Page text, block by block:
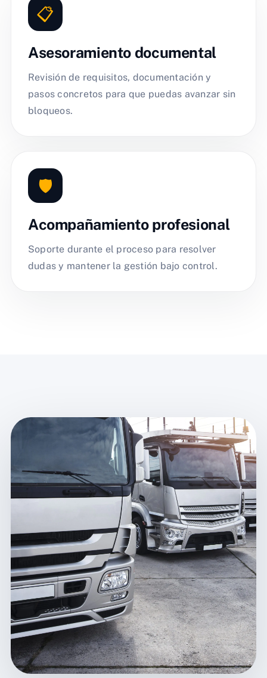
📋
Asesoramiento documental
Revisión de requisitos, documentación y
pasos concretos para que puedas avanzar sin
bloqueos.
🛡️
Acompañamiento profesional
Soporte durante el proceso para resolver
dudas y mantener la gestión bajo control.